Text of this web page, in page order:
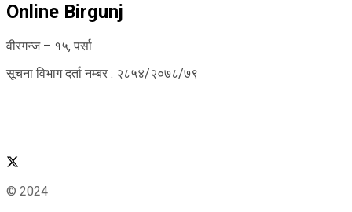
Online Birgunj
वीरगन्ज – १५, पर्सा
सूचना विभाग दर्ता नम्बर : २८५४/२०७८/७९
© 2024